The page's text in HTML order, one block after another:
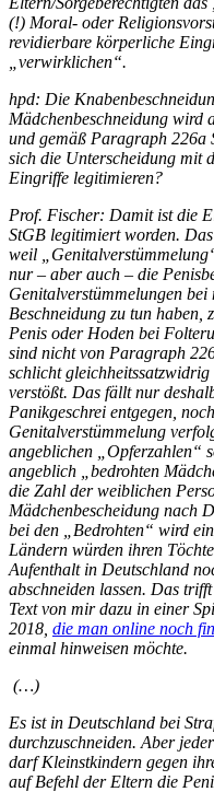
(!) Moral- oder
revidierbare körperliche
„verwirklichen“.
hpd: Die
Mädchenbeschneidung wird
und gemäß Paragraph 226a
sich die Unterscheidung mit
Eingriffe legitimieren?
Prof. Fischer: Damit ist die
StGB legitimiert worden.
weil
nur – aber auch – die
Genitalverstümmelungen
Beschneidung zu tun haben,
Penis oder Hoden bei
sind nicht von Paragraph
schlicht
verstößt. Das fällt nur
Panikgeschrei entgegen,
Genitalverstümmelung
angeblichen „Opferzahlen“
angeblich „bedrohten
die Zahl der weiblichen
Mädchenbescheidung nach
bei den „Bedrohten“ wird
Ländern würden ihren
Aufenthalt in Deutschland
abschneiden lassen. Das
Text von mir dazu in einer
2018, die man online noch
einmal hinweisen möchte.
(…)
Es ist in Deutschland bei
durchzuschneiden. Aber
darf Kleinstkindern gegen
auf Befehl der Eltern die